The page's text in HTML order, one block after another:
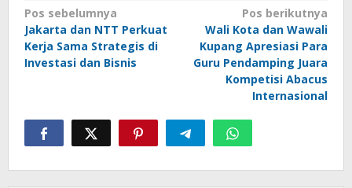
Navigasi
pos
Pos sebelumnya
Jakarta dan NTT Perkuat
Kerja Sama Strategis di
Investasi dan Bisnis
Pos berikutnya
Wali Kota dan Wawali
Kupang Apresiasi Para
Guru Pendamping Juara
Kompetisi Abacus
Internasional